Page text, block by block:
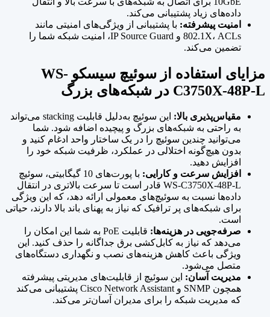
داده‌های زیاد پشتیبانی می‌کند.
امنیت پیشرفته: با پشتیبانی از ویژگی‌های امنیتی مانند
802.1X، ACLs و IP Source Guard، امنیت شبکه شما را
تضمین می‌کند.
مزایای استفاده از سوئیچ سیسکو WS-
C3750X-48P-L در شبکه‌های بزرگ
مقیاس‌پذیری بالا:
این سوئیچ به‌دلیل قابلیت stacking می‌تواند
به راحتی به شبکه‌های بزرگ و پیچیده اضافه شود. شما
می‌توانید چندین سوئیچ را در یک ساختار واحد ادغام کنید و
بدون هیچ‌گونه اختلالی در عملکرد، ظرفیت شبکه خود را
افزایش دهید.
افزایش سرعت و کارایی:
با پورت‌های 10 گیگابیتی، سوئیچ
WS-C3750X-48P-L قادر است تا سرعت بالاتری در انتقال
داده‌ها نسبت به سوئیچ‌های معمولی ارائه دهد، که این ویژگی
برای شبکه‌های پر ترافیک که نیاز به پهنای باند بالا دارند، حیاتی
است.
صرفه‌جویی در هزینه‌ها:
قابلیت PoE به شما این امکان را
می‌دهد که نیاز به کابل‌کشی برق جداگانه را حذف کنید. این
ویژگی باعث کاهش هزینه‌های نصب و نگهداری دستگاه‌های
متصل می‌شود.
مدیریت آسان: این سوئیچ از قابلیت‌های مدیریتی پیشرفته
همچون SNMP و Cisco Network Assistant پشتیبانی می‌کند
که مدیریت شبکه را برای مدیران آسان‌تر می‌کند.